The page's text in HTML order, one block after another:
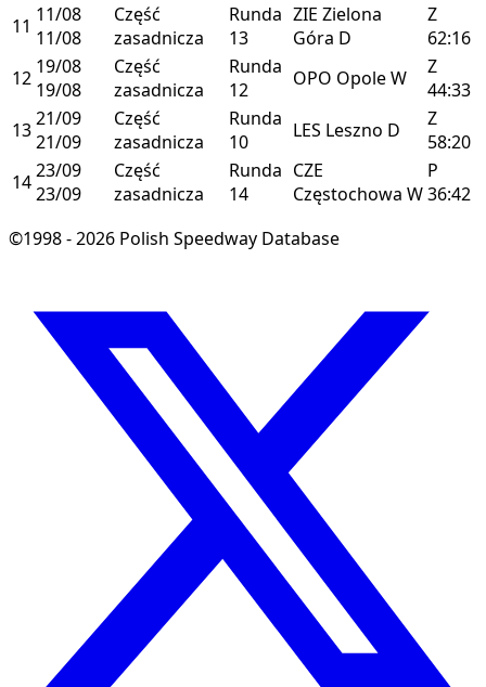
11 11/08
11/08
Część
zasadnicza
Runda
13
ZIE Zielona
Góra D
Z
62:16
12 19/08
19/08
Część
zasadnicza
Runda
12
OPO OpoleW
Z
44:33
1321/09
21/09
Część
zasadnicza
Runda
10
LES Leszno D
Z
58:20
1423/09
23/09
Część
zasadnicza
Runda
14
CZE
Częstochowa W
P
36:42
©1998 - 2026 Polish Speedway Database